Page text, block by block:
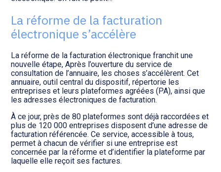
Procédures collectives
Transition numérique
WAIBI
Gérer vos ressources
humaines : SILAE
La réforme de la facturation
électronique s’accélère
La réforme de la facturation électronique franchit une
nouvelle étape, Après l’ouverture du service de
consultation de l’annuaire, les choses s’accélèrent. Cet
annuaire, outil central du dispositif, répertorie les
entreprises et leurs plateformes agréées (PA), ainsi que
les adresses électroniques de facturation.
À ce jour, près de 80 plateformes sont déjà raccordées et
plus de 120 000 entreprises disposent d’une adresse de
facturation référencée. Ce service, accessible à tous,
permet à chacun de vérifier si une entreprise est
concernée par la réforme et d’identifier la plateforme par
laquelle elle reçoit ses factures.